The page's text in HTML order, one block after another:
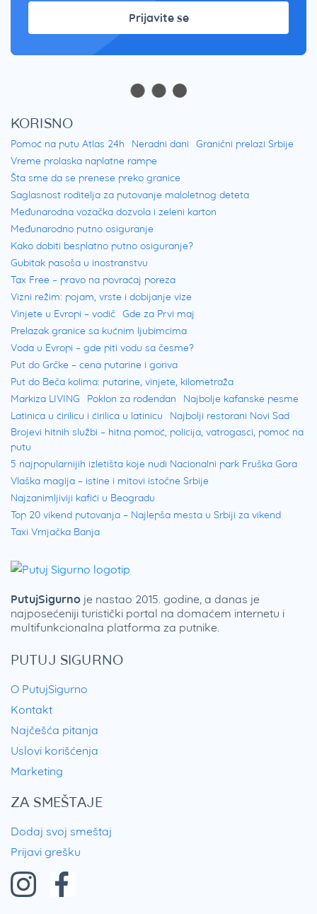
Prijavite se
KORISNO
Pomoć na putu Atlas 24h Neradni dani
Granični prelazi Srbije
Vreme prolaska naplatne rampe
Šta sme da se prenese preko granice
Saglasnost roditelja za putovanje maloletnog deteta
Međunarodna vozačka dozvola i zeleni karton
Međunarodno putno osiguranje
Kako dobiti besplatno putno osiguranje?
Gubitak pasoša u inostranstvu
Tax Free – pravo na povraćaj poreza
Vizni režim: pojam, vrste i dobijanje vize
Vinjete u Evropi – vodič Gde za Prvi maj
Prelazak granice sa kućnim ljubimcima
Voda u Evropi – gde piti vodu sa česme?
Put do Grčke – cena putarine i goriva
Put do Beča kolima: putarine, vinjete, kilometraža
Markiza LIVING
Poklon za rođendan
Najbolje kafanske pesme
Latinica u ćirilicu i ćirilica u latinicu
Najbolji restorani Novi Sad
Brojevi hitnih službi – hitna pomoć, policija, vatrogasci, pomoć na
putu
5 najpopularnijih izletišta koje nudi Nacionalni park Fruška Gora
Vlaška magija – istine i mitovi istočne Srbije
Najzanimljiviji kafići u Beogradu
Top 20 vikend putovanja – Najlepša mesta u Srbiji za vikend
Taxi Vrnjačka Banja
PUTUJ SIGURNO
O PutujSigurno
Kontakt
Najčešća pitanja
Uslovi korišćenja
Marketing
ZA SMEŠTAJE
Dodaj svoj smeštaj
Prijavi grešku
PutujSigurno je nastao 2015. godine, a danas je
najposećeniji turistički portal na domaćem internetu i
multifunkcionalna platforma za putnike.